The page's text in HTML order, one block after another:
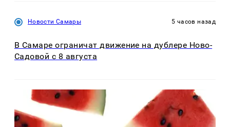
Новости Самары 5 часов назад
В Самаре ограничат движение на дублере Ново-
Садовой с 8 августа